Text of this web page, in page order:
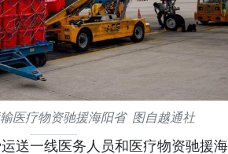
医疗物资驰援海阳省 图自越通社
送一线医务人员和医疗物资驰援海